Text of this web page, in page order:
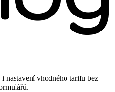
nastavení vhodného tarifu bez